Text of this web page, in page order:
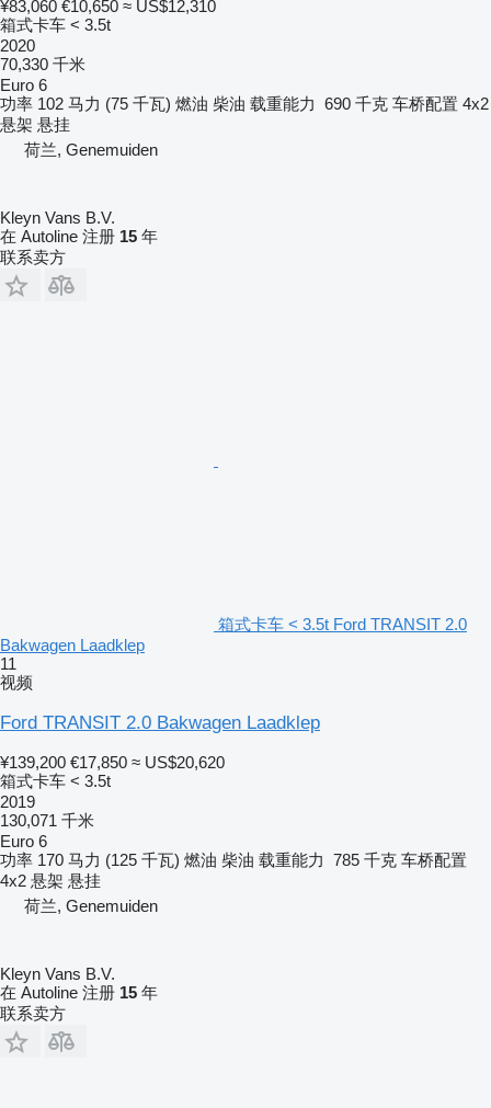
¥83,060 €10,650 ≈ US$12,310
箱式卡车 < 3.5t
2020
70,330 千米
Euro 6
功率 102 马力 (75 千瓦) 燃油 柴油 载重能力 690 千克 车桥配置 4x2
悬架 悬挂
荷兰, Genemuiden
Kleyn Vans B.V.
在 Autoline 注册 15 年
联系卖方
箱式卡车 < 3.5t Ford TRANSIT 2.0
Bakwagen Laadklep
11
视频
Ford TRANSIT 2.0 Bakwagen Laadklep
¥139,200 €17,850 ≈ US$20,620
箱式卡车 < 3.5t
2019
130,071 千米
Euro 6
功率 170 马力 (125 千瓦) 燃油 柴油 载重能力 785 千克 车桥配置
4x2 悬架 悬挂
荷兰, Genemuiden
Kleyn Vans B.V.
在 Autoline 注册 15 年
联系卖方